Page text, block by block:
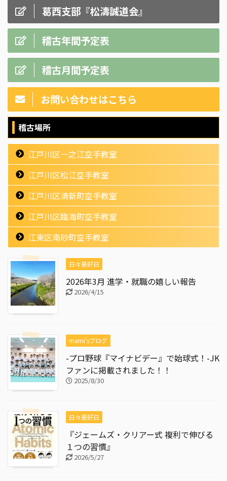
葛西支部『松濤誠道会』
稽古年間予定表
稽古月間予定表
お問い合わせはこちら
稽古場所
江戸川区一之江空手教室
江戸川区松江空手教室
江戸川区清新町空手教室
江戸川区臨海町空手教室
江東区南砂町空手教室
日々是好日
2026年3月 進学・就職の嬉しい報告
2026/4/15
mami'sブログ
-プロ野球『マイナビデー』で始球式！-JK
ファンに掲載されました！！
2025/8/30
日々是好日
『ジェームズ・クリアー式 複利で伸びる
１つの習慣』
2026/5/27